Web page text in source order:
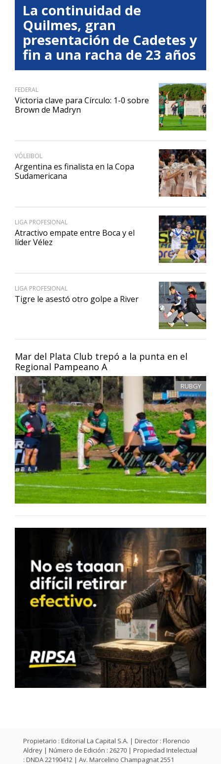
Mar del Plata Club trepó a la punta en el
Regional Pampeano A
RUBGY
La continuidad de
Quilmes, gran
presentación de Cadetes y
fin a una racha de 23 años
FEDERAL
Victoria clave para Círculo: 1-0 sobre
Brown de Madryn
VÓLEIBOL
Argentina es finalista en la Copa
Sudamericana
LIGA PROFESIONAL
Atractivo empate entre Boca y el
líder Vélez
LIGA PROFESIONAL
Tigre le asestó otro golpe a River
Propietario : Editorial La Capital S.A. | Director : Florencio
Aldrey | Número de Edición : 26270 | Propiedad Intelectual
: DNDA 22190412 | Av. Marcelino Champagnat 2551